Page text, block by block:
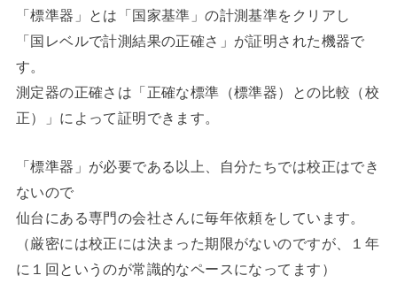
「標準器」とは「国家基準」の計測基準をクリアし
「国レベルで計測結果の正確さ」が証明された機器で
す。
測定器の正確さは「正確な標準（標準器）との比較（校
正）」によって証明できます。
「標準器」が必要である以上、自分たちでは校正はでき
ないので
仙台にある専門の会社さんに毎年依頼をしています。
（厳密には校正には決まった期限がないのですが、１年
に１回というのが常識的なペースになってます）